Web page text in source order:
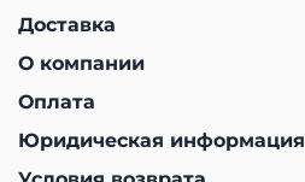
Доставка
О компании
Оплата
Юридическая информация